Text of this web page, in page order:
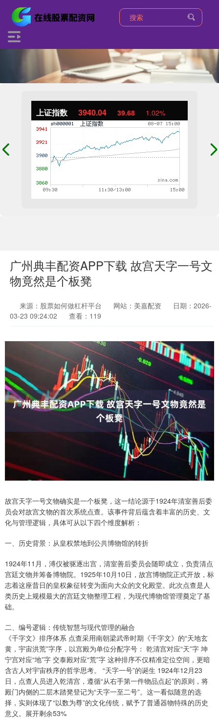
上证指数 3940.04 39.68 1.02%
广州典丰配资APP下载 故宫天字一号文
物竟然是个板凳
来源：股票如何做杠杆平台 网站：美嘉配资
日期：2026-
03-23 09:24:02
查看：119
故宫天字一号文物确实是一个板凳，这一结论源于1924年清室善后委
员会对故宫文物的首次系统点查。该事件背后蕴含着丰富的历史、文
化与管理逻辑，具体可从以下四个维度解析：
一、历史背景：从皇权禁地到公共博物馆的转折
1924年11月，溥仪被驱逐出宫，清室善后委员会随即成立，负责清点
宫廷文物并筹备博物院。1925年10月10日，故宫博物院正式开放，标
志着这座昔日的皇权象征转变为面向大众的文化殿堂。此次点查是人
类历史上规模最大的宫廷文物整理工程，为现代博物馆管理奠定了基
础。
二、编号逻辑：传统智慧与现代管理的融合
《千字文》排序体系 点查采用南朝梁武帝时期《千字文》的“天地玄
黄，宇宙洪荒”字序，以宫殿为单位分配字号： 乾清宫对应“天”字 坤
宁宫对应“地”字 交泰殿对应“荒”字 这种排序不仅精准定位空间，更暗
含古人对宇宙秩序的哲学思考。 “天字一号”的诞生 1924年12月23
日，点查人员进入乾清宫，遵循“从右手第一件物品点起”的原则，将
殿门内侧的二层木踏凳登记为“天字一至二号”。这一看似随意的选
择，实则体现了“以数为尊”的文化传统，赋予了普通器物特殊的历史
意义。展开剩余53%